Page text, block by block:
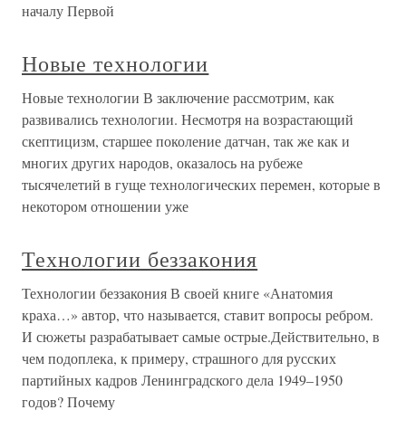
началу Первой
Новые технологии
Новые технологии В заключение рассмотрим, как
развивались технологии. Несмотря на возрастающий
скептицизм, старшее поколение датчан, так же как и
многих других народов, оказалось на рубеже
тысячелетий в гуще технологических перемен, которые в
некотором отношении уже
Технологии беззакония
Технологии беззакония В своей книге «Анатомия
краха…» автор, что называется, ставит вопросы ребром.
И сюжеты разрабатывает самые острые.Действительно, в
чем подоплека, к примеру, страшного для русских
партийных кадров Ленинградского дела 1949–1950
годов? Почему